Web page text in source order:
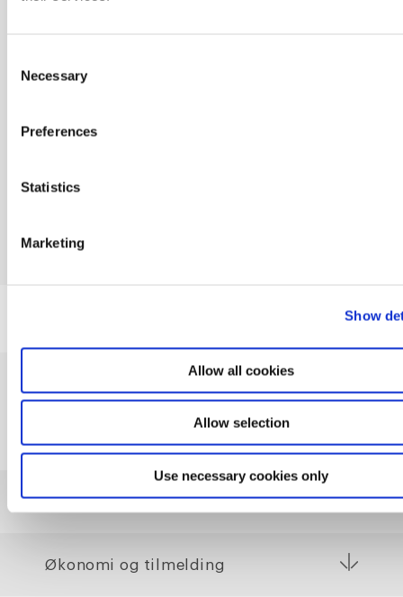
Selection
Necessary
Preferences
Statistics
Marketing
Show
Allow all cookies
Allow selection
Use necessary cookies only
Adgangskrav
Økonomi og tilmelding